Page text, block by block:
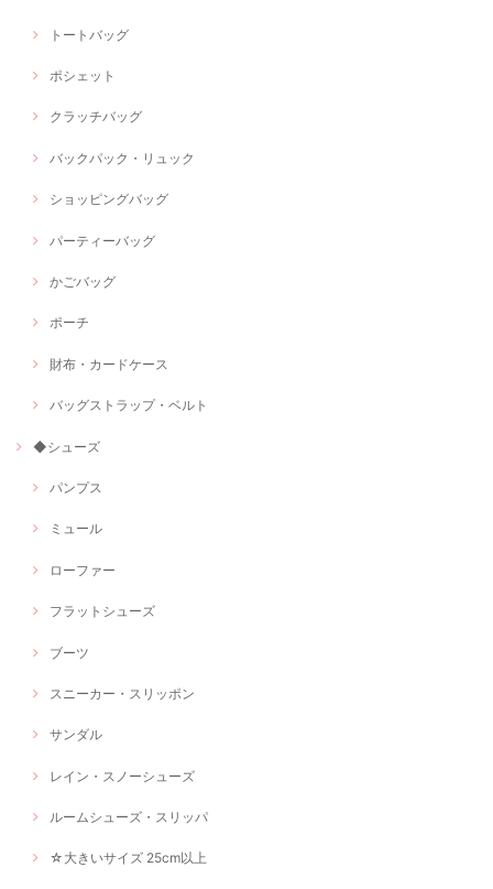
トートバッグ
ポシェット
クラッチバッグ
バックパック・リュック
ショッピングバッグ
パーティーバッグ
かごバッグ
ポーチ
財布・カードケース
バッグストラップ・ベルト
◆シューズ
パンプス
ミュール
ローファー
フラットシューズ
ブーツ
スニーカー・スリッポン
サンダル
レイン・スノーシューズ
ルームシューズ・スリッパ
☆大きいサイズ 25cm以上